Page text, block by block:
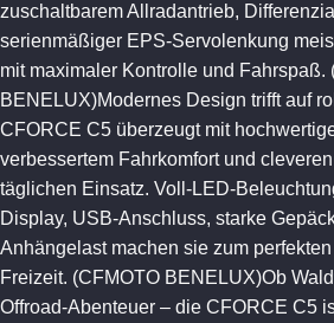
zuschaltbarem Allradantrieb,
serienmäßiger EPS-Servolenkung
mit maximaler Kontrolle und Fahrspaß.
BENELUX)Modernes Design trifft auf
CFORCE C5 überzeugt mit
verbessertem Fahrkomfort und
täglichen Einsatz. Voll-LED-
Display, USB-Anschluss, starke
Anhängelast machen sie zum
Freizeit. (CFMOTO BENELUX)Ob
Offroad-Abenteuer – die CFORCE C5